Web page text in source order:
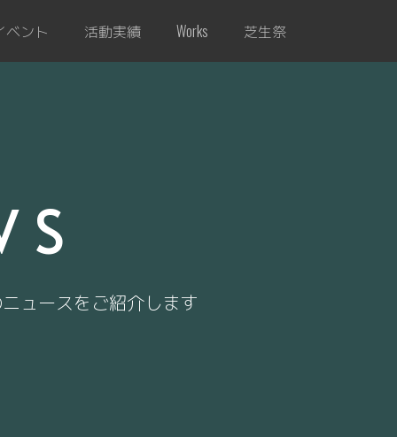
ベント 活動実績 Works 芝生祭
ュースをご紹介します